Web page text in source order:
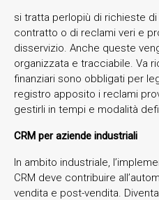
si tratta perlopiù di richieste di
contratto o di reclami veri e
disservizio. Anche queste
organizzata e tracciabile. Va
finanziari sono obbligati per
registro apposito i reclami
gestirli in tempi e modalità
CRM per aziende industriali
In ambito industriale,
CRM deve contribuire
vendita e post-vendita.